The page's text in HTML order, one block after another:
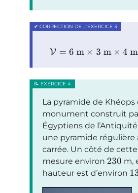
V = 6 m × 3 m × 4 m
La pyramide de Khéops
monument construit
Égyptiens de
une pyramide régulière
carrée. Un côté de
mesure environ 230 m,
hauteur est d’environ